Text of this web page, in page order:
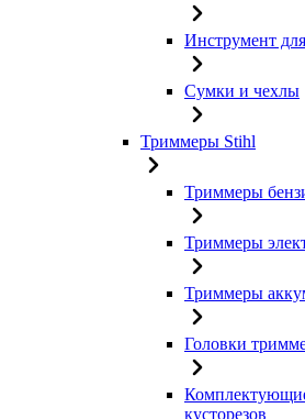
Инструмент
Сумки и чехлы
Триммеры Stihl
Триммеры
Триммеры
Триммеры
Головки
кусторезов